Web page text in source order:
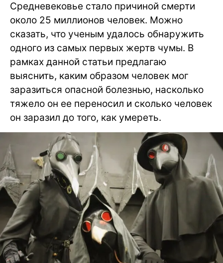
Средневековье стало причиной смерти
около 25 миллионов человек. Можно
сказать, что ученым удалось обнаружить
одного из самых первых жертв чумы. В
рамках данной статьи предлагаю
выяснить, каким образом человек мог
заразиться опасной болезнью, насколько
тяжело он ее переносил и сколько человек
он заразил до того, как умереть.